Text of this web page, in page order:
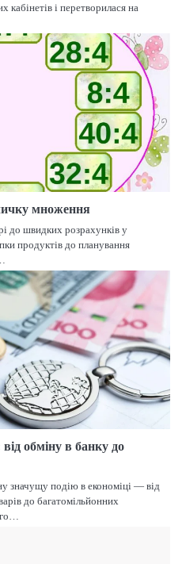
кабінетів і перетворилася на
множення
до швидких розрахунків у
продуктів до планування
обміну в банку до
значущу подію в економіці — від
до багатомільйонних